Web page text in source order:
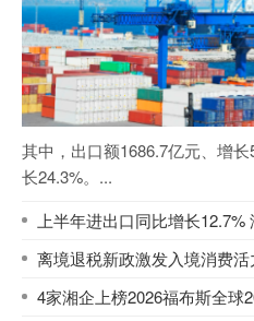
其中，出口额1686.7亿元、增
长24.3%。...
上半年进出口同比增长12.7%
离境退税新政激发入境消费
4家湘企上榜2026福布斯全球